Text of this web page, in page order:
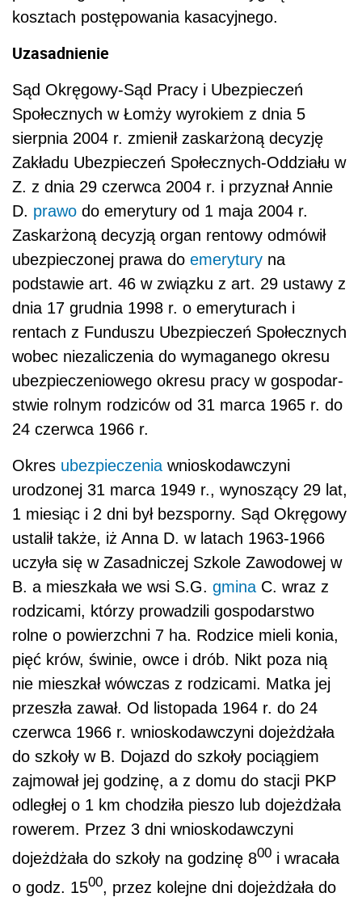
kosztach postępowania kasacyjnego.
Uzasadnienie
Sąd Okręgowy-Sąd Pracy i Ubezpieczeń
Społecznych w Łomży wyrokiem z dnia 5
sierpnia 2004 r. zmienił zaskarżoną decyzję
Zakładu Ubezpieczeń Społecznych-Oddziału w
Z. z dnia 29 czerwca 2004 r. i przyznał Annie
D. prawo do emerytu­ry od 1 maja 2004 r.
Zaskarżoną decyzją organ rentowy odmówił
ubezpieczonej prawa do emerytury na
podstawie art. 46 w związku z art. 29 ustawy z
dnia 17 grud­nia 1998 r. o emeryturach i
rentach z Funduszu Ubezpieczeń Społecznych
wobec niezaliczenia do wymaganego okresu
ubezpieczeniowego okresu pracy w gospodar­
stwie rolnym rodziców od 31 marca 1965 r. do
24 czerwca 1966 r.
Okres ubezpieczeniawnioskodawczyni
urodzonej 31 marca 1949 r., wynoszący 29 lat,
1 miesiąc i 2 dni był bezsporny. Sąd Okręgowy
ustalił także, iż Anna D. w latach 1963-1966
uczyła się w Zasadniczej Szkole Zawodowej w
B. a mieszkała we wsi S.G. gminaC. wraz z
rodzicami, którzy prowadzili gospodarstwo
rolne o po­wierzchni 7 ha. Rodzice mieli konia,
pięć krów, świnie, owce i drób. Nikt poza nią
nie mieszkał wówczas z rodzicami. Matka jej
przeszła zawał. Od listopada 1964 r. do 24
czerwca 1966 r. wnioskodawczyni dojeżdżała
do szkoły w B. Dojazd do szkoły pociągiem
zajmował jej godzinę, a z domu do stacji PKP
odległej o 1 km chodziła pie­szo lub dojeżdżała
rowerem. Przez 3 dni wnioskodawczyni
dojeżdżała do szkoły na godzinę 800 i wracała
o godz. 1500, przez kolejne dni dojeżdżała do